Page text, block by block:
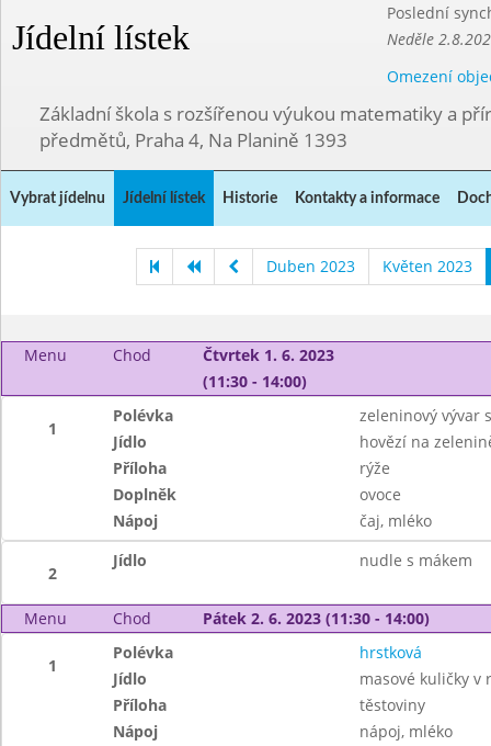
Jídelní lístek
Poslední
Neděle
Omezení
Základní škola s rozšířenou výukou matematiky a
předmětů, Praha 4, Na Planině 1393
Vybrat jídelnu Jídelní lístek Historie Kontakty a informace
Duben 2023 Květen 2023
Menu Chod
Čtvrtek 1. 6. 2023
(11:30 - 14:00)
1
Polévka
zeleninový vývar
Jídlo
hovězí na
Příloha
rýže
Doplněk
ovoce
Nápoj
čaj, mléko
2
Jídlo nudle s mákem
Menu Chod Pátek 2. 6. 2023 (11:30 - 14:00)
1
Polévka
hrstková
Jídlo
masové kuličky v
Příloha
těstoviny
Nápoj
nápoj, mléko